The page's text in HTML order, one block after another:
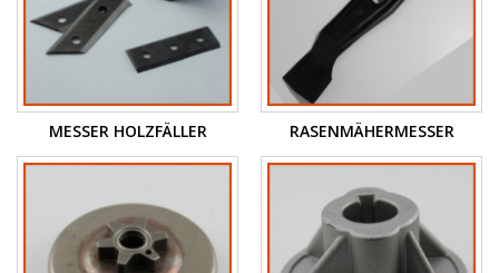
MESSER HOLZFÄLLER RASENMÄHERMESSER